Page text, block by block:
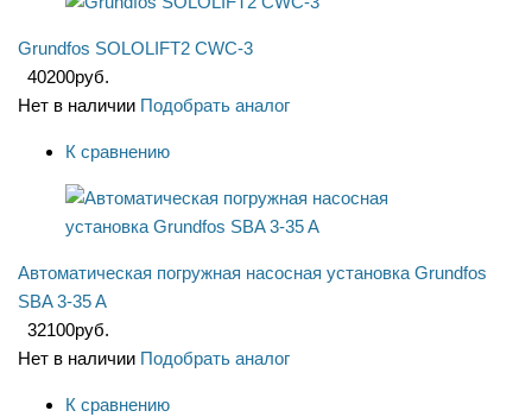
Grundfos SOLOLIFT2 CWC-3
40200руб.
Нет в наличии Подобрать аналог
К сравнению
Автоматическая погружная насосная установка Grundfos
SBA 3-35 A
32100руб.
Нет в наличии Подобрать аналог
К сравнению